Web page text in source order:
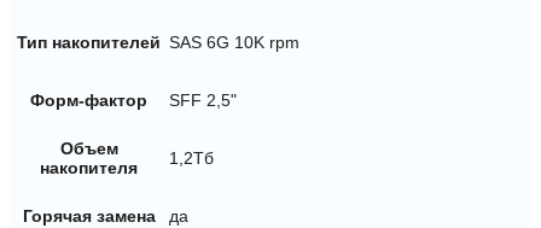
Тип накопителей SAS 6G 10K rpm
Форм-фактор SFF 2,5"
Объем
накопителя
1,2Тб
Горячая замена да